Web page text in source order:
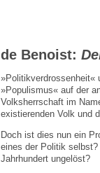
de Benoist:
»Politikverdrossenheit«
»Populismus« auf der
Volksherrschaft im
existierenden Volk und
Doch ist dies nun ein
eines der Politik
Jahrhundert ungelöst?